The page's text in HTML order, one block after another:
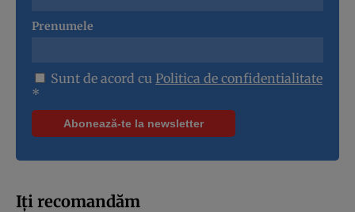
Prenumele
Sunt de acord cu Politica de confidentialitate
*
Iți recomandăm